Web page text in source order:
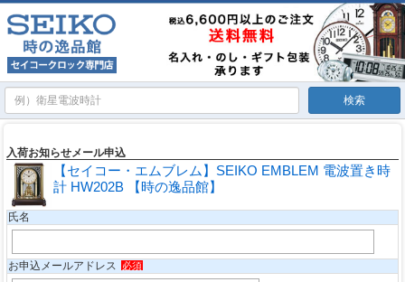
入荷お知らせメール申込
【セイコー・エムブレム】SEIKO EMBLEM 電波置き時
計 HW202B 【時の逸品館】
氏名
お申込メールアドレス 必須